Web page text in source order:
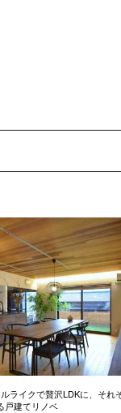
ライクで贅沢LDKに、それ
戸建てリノベ